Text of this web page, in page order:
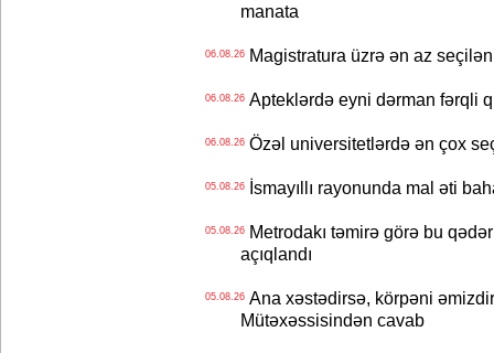
manata
06.08.26Magistratura üzrə ən az
06.08.26Apteklərdə eyni dərman fərqli
06.08.26Özəl universitetlərdə ən çox
05.08.26İsmayıllı rayonunda mal əti
05.08.26Metrodakı təmirə görə bu
açıqlandı
05.08.26Ana xəstədirsə, körpəni
Mütəxəssisindən cavab